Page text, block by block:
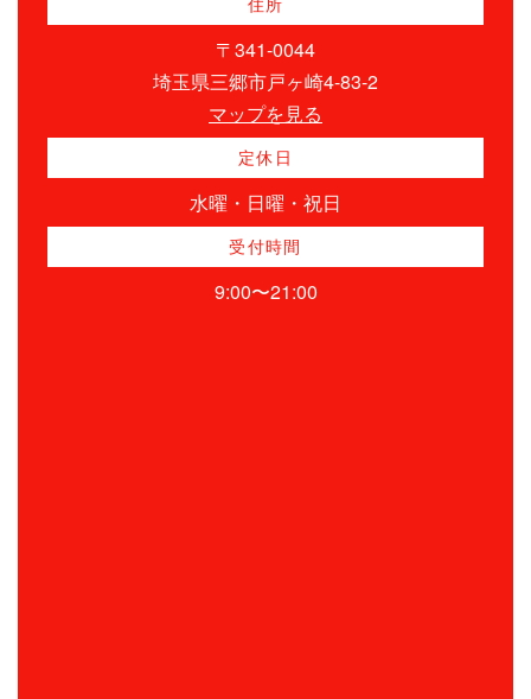
〒341-0044
埼玉県三郷市戸ヶ崎4-83-2
マップを見る
定休日
水曜・日曜・祝日
受付時間
9:00〜21:00